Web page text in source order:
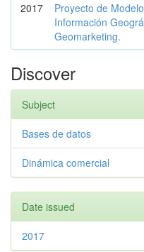
2017
Proyecto de
Información
Geomarketing.
Discover
Subject
Bases de datos
Dinámica comercial
Date issued
2017